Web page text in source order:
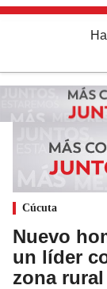
Cúcuta
Nuevo
un líder
zona